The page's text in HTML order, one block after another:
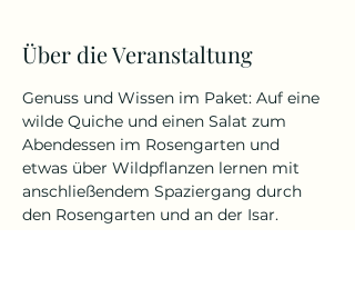
Über die Veranstaltung
Genuss und Wissen im Paket: Auf eine
wilde Quiche und einen Salat zum
Abendessen im Rosengarten und
etwas über Wildpflanzen lernen mit
anschließendem Spaziergang durch
den Rosengarten und an der Isar.